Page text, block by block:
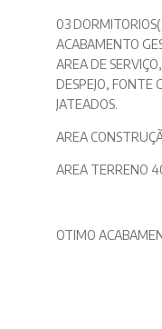
03
ACABAMENTO
AREA DE
DESPEJO, FONTE
JATEADOS.
AREA
AREA TERRENO
OTIMO